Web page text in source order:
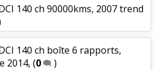
140 ch 90000kms, 2007 trend
140 ch boîte 6 rapports,
2014, (0 )